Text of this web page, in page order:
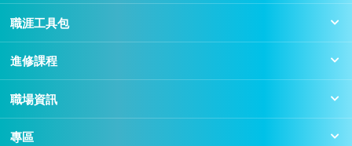
職涯工具包
進修課程
職場資訊
專區